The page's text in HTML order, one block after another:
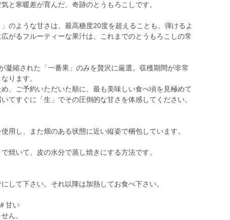
と寒暖差が育んだ、奇跡のとうもろこしです。
のような甘さは、最高糖度20度を超えることも。弾けるよ
がるフルーティーな果汁は、これまでのとうもろこしの常
凝縮された「一番果」のみを贅沢に厳選。収穫期間が非常
ります。
、ご予約いただいた順に、最も美味しい食べ頃を見極めて
てすぐに「生」でその圧倒的な甘さを体感してください。
用し、また畑のある状態に近い縦姿で梱包しています。
焼いて、皮の水分で蒸し焼きにする方法です。
して下さい。それ以降は加熱してお食べ下さい。
甘い
ん。